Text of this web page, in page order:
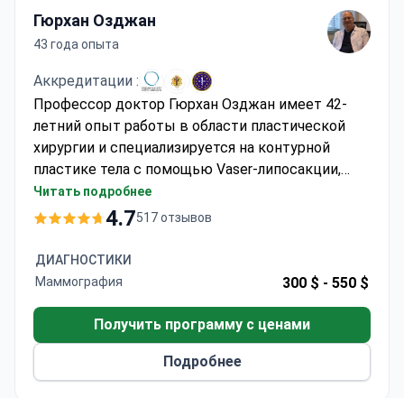
Гюрхан Озджан
43 года опыта
Аккредитации :
Профессор доктор Гюрхан Озджан имеет 42-
летний опыт работы в области пластической
хирургии и специализируется на контурной
пластике тела с помощью Vaser-липосакции,
сертифицированной FDA. Стоимость процедуры
может составлять около 2350 евро; обычно она
стационаре, 4–5 ночей в 4-звездочном отеле,
трансферы, анализы и последующее
основатель и председатель (кафедры)
Университета Башкент, является членом TSAPS,
ESPRAS и EBOPRAS. Клиника имеет рейтинг
4,7/5 при 94% рекомендаций пациентов.
Читать подробнее
4.7517 отзывов
ДИАГНОСТИКИ
Маммография
300 $ - 550 $
Получить программу с ценами
Подробнее